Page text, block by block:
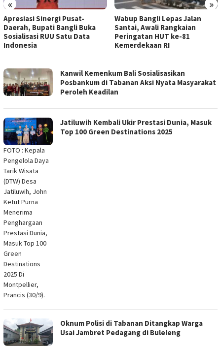
« »
Apresiasi Sinergi Pusat-
Daerah, Bupati Bangli Buka
Sosialisasi RUU Satu Data
Indonesia
Wabup Bangli Lepas Jalan
Santai, Awali Rangkaian
Peringatan HUT ke-81
Kemerdekaan RI
BREAKING-
NEWS
Kanwil Kemenkum Bali Sosialisasikan
Posbankum di Tabanan Aksi Nyata Masyarakat
Peroleh Keadilan
FOTO : Kepala
Pengelola Daya
Tarik Wisata
(DTW) Desa
Jatiluwih, John
Ketut Purna
Menerima
Penghargaan
Prestasi Dunia,
Masuk Top 100
Green
Destinations
2025 Di
Montpellier,
Prancis (30/9).
Jatiluwih Kembali Ukir Prestasi Dunia, Masuk
Top 100 Green Destinations 2025
Oknum Polisi di Tabanan Ditangkap Warga
Usai Jambret Pedagang di Buleleng